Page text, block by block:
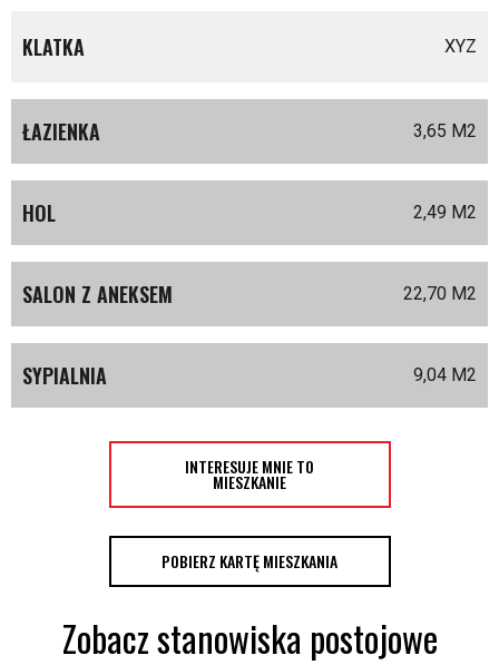
KLATKA XYZ
ŁAZIENKA 3,65 M2
HOL 2,49 M2
SALON Z ANEKSEM 22,70 M2
SYPIALNIA 9,04 M2
INTERESUJE MNIE TO
MIESZKANIE
POBIERZ KARTĘ MIESZKANIA
Zobacz stanowiska postojowe